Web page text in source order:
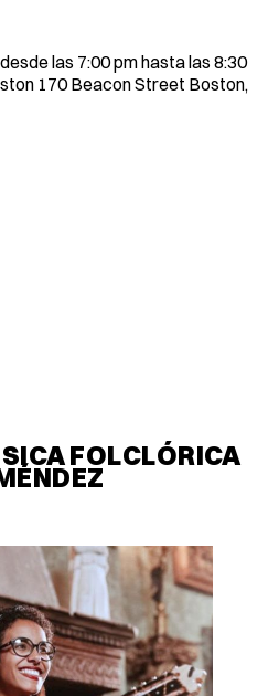
las 7:00 pm hasta las 8:30
170 Beacon Street Boston,
FOLCLÓRICA